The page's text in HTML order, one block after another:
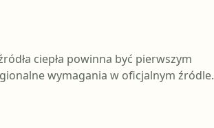
ciepła powinna być pierwszym
wymagania w oficjalnym źródle.